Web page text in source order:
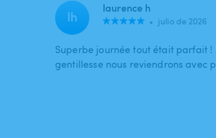
lh laurence h
• julio de 2026
Superbe journée tout était parfait
gentillesse nous reviendrons avec